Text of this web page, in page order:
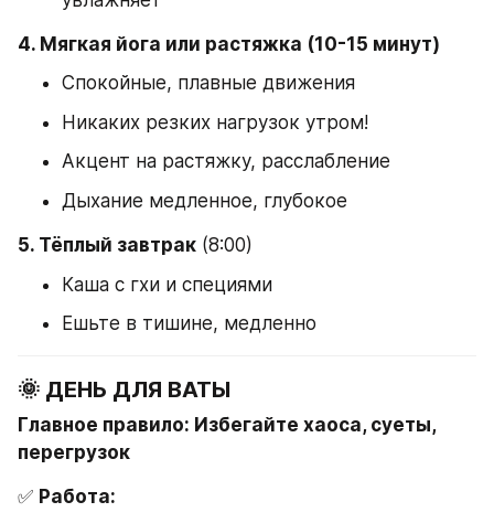
4. Мягкая йога или растяжка (10-15 минут)
Спокойные, плавные движения
Никаких резких нагрузок утром!
Акцент на растяжку, расслабление
Дыхание медленное, глубокое
5. Тёплый завтрак (8:00)
Каша с гхи и специями
Ешьте в тишине, медленно
🌞 ДЕНЬ ДЛЯ ВАТЫ
Главное правило: Избегайте хаоса, суеты,
перегрузок
✅ Работа: